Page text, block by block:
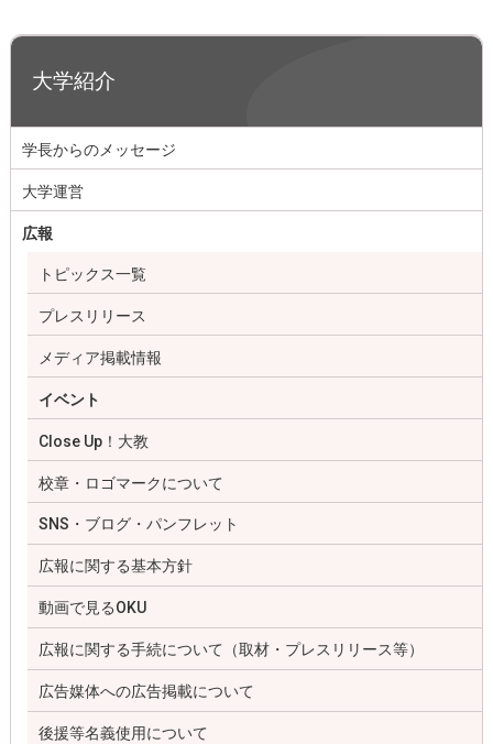
大学紹介
学長からのメッセージ
大学運営
広報
トピックス一覧
プレスリリース
メディア掲載情報
イベント
Close Up！大教
校章・ロゴマークについて
SNS・ブログ・パンフレット
広報に関する基本方針
動画で見るOKU
広報に関する手続について（取材・プレスリリース等）
広告媒体への広告掲載について
後援等名義使用について